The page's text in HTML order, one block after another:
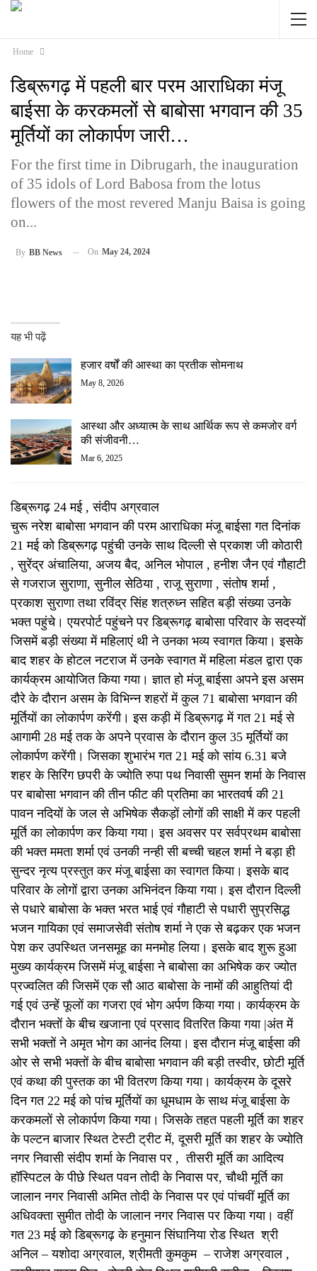
Home
डिब्रूगढ़ में पहली बार परम आराधिका मंजू
बाईसा के करकमलों से बाबोसा भगवान की 35
मूर्तियों का लोकार्पण जारी…
For the first time in Dibrugarh, the inauguration
of 35 idols of Lord Babosa from the lotus
flowers of the most revered Manju Baisa is going
on...
By BB News On May 24, 2024
यह भी पढ़ें
हजार वर्षों की आस्था का प्रतीक सोमनाथ
May 8, 2026
आस्था और अध्यात्म के साथ आर्थिक रूप से कमजोर वर्ग
की संजीवनी…
Mar 6, 2025
डिब्रूगढ़ 24 मई , संदीप अग्रवाल
चुरू नरेश बाबोसा भगवान की परम आराधिका मंजू बाईसा गत दिनांक
21 मई को डिब्रूगढ़ पहुंची उनके साथ दिल्ली से प्रकाश जी कोठारी
, सुरेंद्र अंचालिया, अजय बैद, अनिल भोपाल , हनीश जैन एवं गौहाटी
से गजराज सुराणा, सुनील सेठिया , राजू सुराणा , संतोष शर्मा ,
प्रकाश सुराणा तथा रविंद्र सिंह शत्रुध्न सहित बड़ी संख्या उनके
भक्त पहुंचे। एयरपोर्ट पहुंचने पर डिब्रूगढ़ बाबोसा परिवार के सदस्यों
जिसमें बड़ी संख्या में महिलाएं थी ने उनका भव्य स्वागत किया। इसके
बाद शहर के होटल नटराज में उनके स्वागत में महिला मंडल द्वारा एक
कार्यक्रम आयोजित किया गया। ज्ञात हो मंजू बाईसा अपने इस असम
दौरे के दौरान असम के विभिन्न शहरों में कुल 71 बाबोसा भगवान की
मूर्तियों का लोकार्पण करेंगी। इस कड़ी में डिब्रूगढ़ में गत 21 मई से
आगामी 28 मई तक के अपने प्रवास के दौरान कुल 35 मूर्तियों का
लोकार्पण करेंगी। जिसका शुभारंभ गत 21 मई को सांय 6.31 बजे
शहर के सिरिंग छपरी के ज्योति रुपा पथ निवासी सुमन शर्मा के निवास
पर बाबोसा भगवान की तीन फीट की प्रतिमा का भारतवर्ष की 21
पावन नदियों के जल से अभिषेक सैकड़ों लोगों की साक्षी में कर पहली
मूर्ति का लोकार्पण कर किया गया। इस अवसर पर सर्वप्रथम बाबोसा
की भक्त ममता शर्मा एवं उनकी नन्ही सी बच्ची चहल शर्मा ने बड़ा ही
सुन्दर नृत्य प्रस्तुत कर मंजू बाईसा का स्वागत किया। इसके बाद
परिवार के लोगों द्वारा उनका अभिनंदन किया गया। इस दौरान दिल्ली
से पधारे बाबोसा के भक्त भरत भाई एवं गौहाटी से पधारी सुप्रसिद्ध
भजन गायिका एवं समाजसेवी संतोष शर्मा ने एक से बढ़कर एक भजन
पेश कर उपस्थित जनसमूह का मनमोह लिया। इसके बाद शुरू हुआ
मुख्य कार्यक्रम जिसमें मंजू बाईसा ने बाबोसा का अभिषेक कर ज्योत
प्रज्वलित की जिसमें एक सौ आठ बाबोसा के नामों की आहुतियां दी
गई एवं उन्हें फूलों का गजरा एवं भोग अर्पण किया गया। कार्यक्रम के
दौरान भक्तों के बीच खजाना एवं प्रसाद वितरित किया गया |अंत में
सभी भक्तों ने अमृत भोग का आनंद लिया। इस दौरान मंजू बाईसा की
ओर से सभी भक्तों के बीच बाबोसा भगवान की बड़ी तस्वीर, छोटी मूर्ति
एवं कथा की पुस्तक का भी वितरण किया गया। कार्यक्रम के दूसरे
दिन गत 22 मई को पांच मूर्तियों का धूमधाम के साथ मंजू बाईसा के
करकमलों से लोकार्पण किया गया। जिसके तहत पहली मूर्ति का शहर
के पल्टन बाजार स्थित टेस्टी ट्रीट में, दूसरी मूर्ति का शहर के ज्योति
नगर निवासी संदीप शर्मा के निवास पर , तीसरी मूर्ति का आदित्य
हॉस्पिटल के पीछे स्थित पवन तोदी के निवास पर, चौथी मूर्ति का
जालान नगर निवासी अमित तोदी के निवास पर एवं पांचवीं मूर्ति का
अधिवक्ता सुमीत तोदी के जालान नगर निवास पर किया गया। वहीं
गत 23 मई को डिब्रूगढ़ के हनुमान सिंघानिया रोड स्थित श्री
अनिल – यशोदा अग्रवाल, श्रीमती कुमकुम – राजेश अग्रवाल ,